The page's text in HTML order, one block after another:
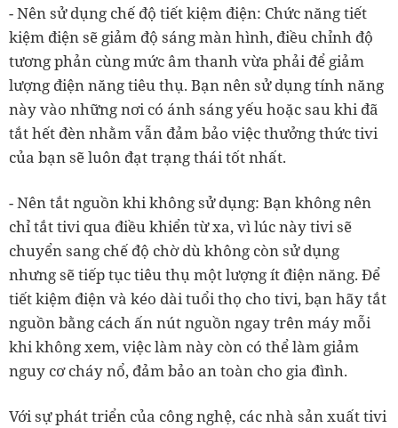
- Nên sử dụng chế độ tiết kiệm điện: Chức năng tiết
kiệm điện sẽ giảm độ sáng màn hình, điều chỉnh độ
tương phản cùng mức âm thanh vừa phải để giảm
lượng điện năng tiêu thụ. Bạn nên sử dụng tính năng
này vào những nơi có ánh sáng yếu hoặc sau khi đã
tắt hết đèn nhằm vẫn đảm bảo việc thưởng thức tivi
của bạn sẽ luôn đạt trạng thái tốt nhất.
- Nên tắt nguồn khi không sử dụng: Bạn không nên
chỉ tắt tivi qua điều khiển từ xa, vì lúc này tivi sẽ
chuyển sang chế độ chờ dù không còn sử dụng
nhưng sẽ tiếp tục tiêu thụ một lượng ít điện năng. Để
tiết kiệm điện và kéo dài tuổi thọ cho tivi, bạn hãy tắt
nguồn bằng cách ấn nút nguồn ngay trên máy mỗi
khi không xem, việc làm này còn có thể làm giảm
nguy cơ cháy nổ, đảm bảo an toàn cho gia đình.
Với sự phát triển của công nghệ, các nhà sản xuất tivi